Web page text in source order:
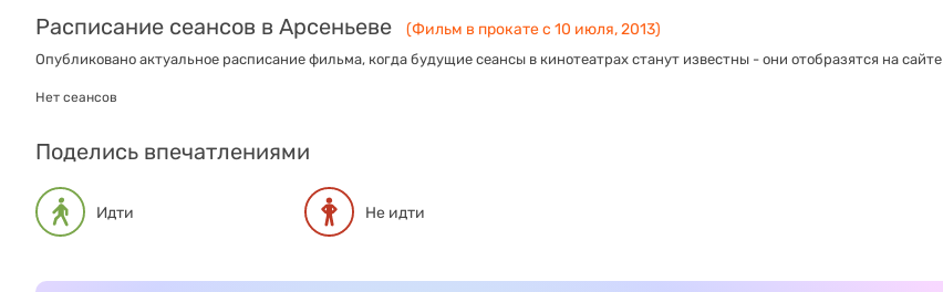
Расписание сеансов в Арсеньеве (Фильм в прокате с 10 июля, 2013)
Опубликовано актуальное расписание фильма, когда будущие сеансы в кинотеатрах станут известны - они отобразятся на сайте
Нет сеансов
Поделись впечатлениями
Идти Не идти